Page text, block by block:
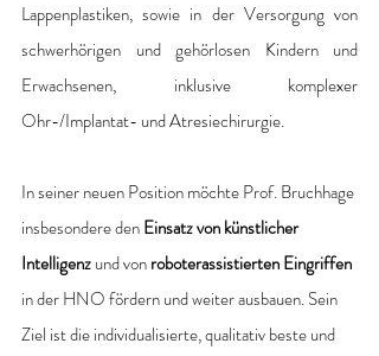
Lappenplastiken, sowie in der Versorgung von
schwerhörigen und gehörlosen Kindern und
Erwachsenen, inklusive komplexer
Ohr-/Implantat- und Atresiechirurgie.
In seiner neuen Position möchte Prof. Bruchhage
insbesondere den Einsatz von künstlicher
Intelligenz und von roboterassistierten Eingriffen
in der HNO fördern und weiter ausbauen. Sein
Ziel ist die individualisierte, qualitativ beste und